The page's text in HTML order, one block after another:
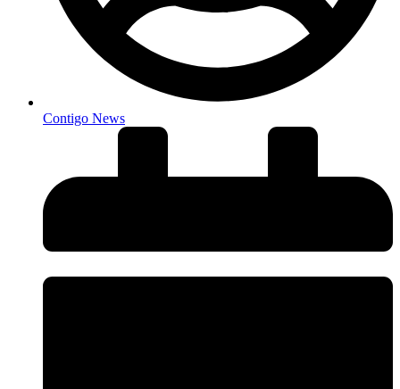
Contigo News